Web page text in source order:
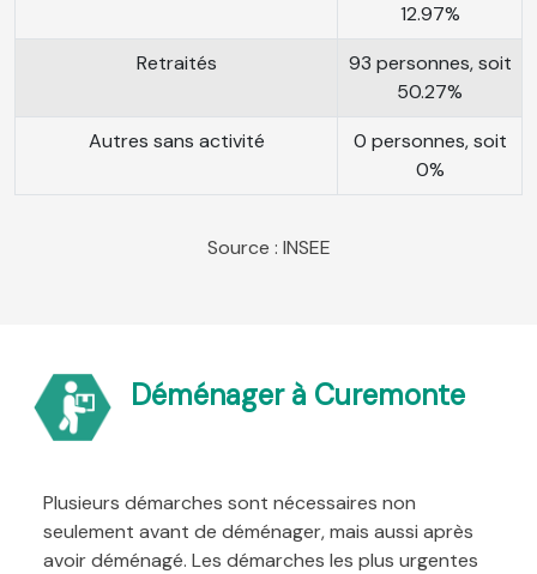
12.97%
Retraités
93 personnes, soit
50.27%
Autres sans activité
0 personnes, soit
0%
Source : INSEE
Déménager à Curemonte
Plusieurs démarches sont nécessaires non
seulement avant de déménager, mais aussi après
avoir déménagé. Les démarches les plus urgentes